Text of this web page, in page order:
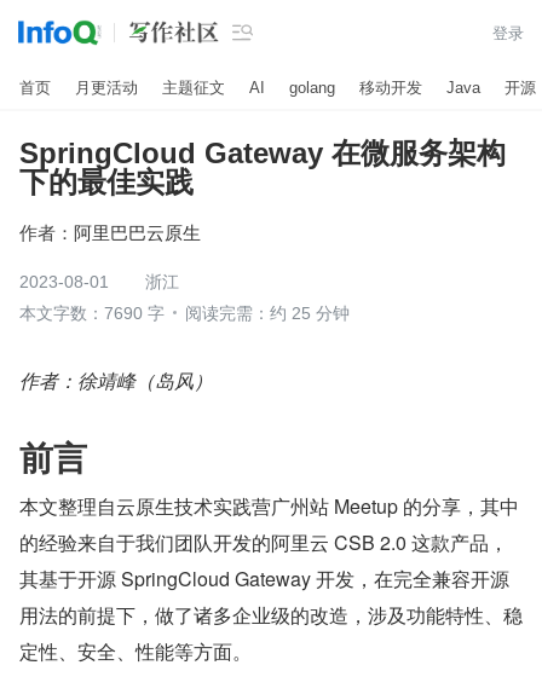
 登录
首页 月更活动 主题征文 AI golang 移动开发 Java 开源
SpringCloud Gateway 在微服务架构
下的最佳实践
作者： 阿里巴巴云原生
2023-08-01
浙江
本文字数：7690 字
阅读完需：约 25 分钟
作者：徐靖峰（岛风）
前言
本文整理自云原生技术实践营广州站 Meetup 的分享，其中
的经验来自于我们团队开发的阿里云 CSB 2.0 这款产品，
其基于开源 SpringCloud Gateway 开发，在完全兼容开源
用法的前提下，做了诸多企业级的改造，涉及功能特性、稳
定性、安全、性能等方面。